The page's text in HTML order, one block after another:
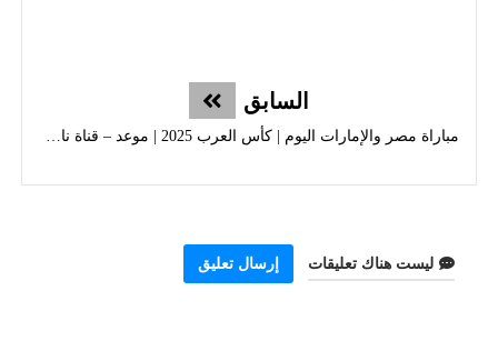
السابق
مباراة مصر والإمارات اليوم | كأس العرب 2025 | موعد – قناة ناقلة – تحليل شامل
ليست هناك تعليقات إرسال تعليق